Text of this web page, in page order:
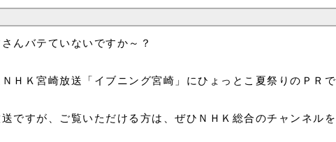
んバテていないですか～？
ＨＫ宮崎放送「イブニング宮崎」にひょっとこ夏祭りのＰＲで
ですが、ご覧いただける方は、ぜひＮＨＫ総合のチャンネルを